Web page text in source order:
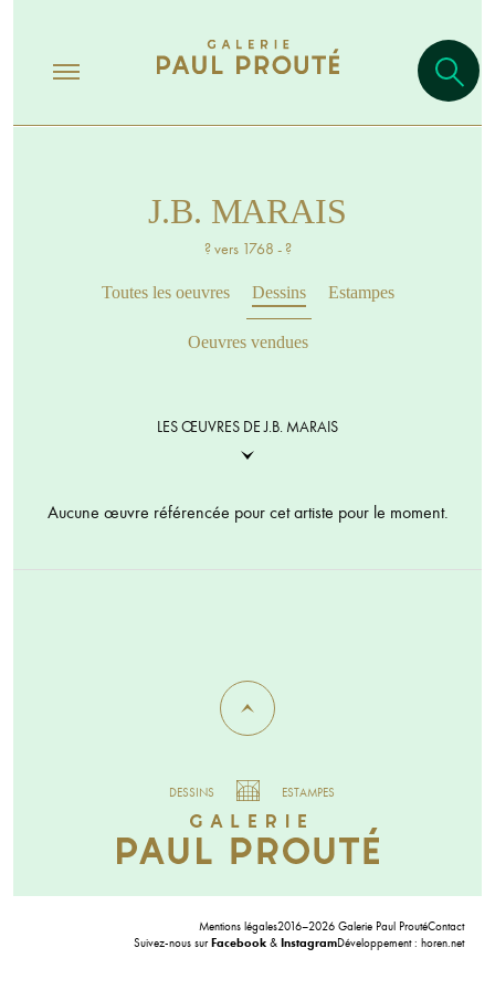
J.B. MARAIS
? vers 1768 - ?
Toutes les oeuvres Dessins Estampes
Oeuvres vendues
LES ŒUVRES DE J.B. MARAIS
Aucune œuvre référencée pour cet artiste pour le moment.
DESSINS ESTAMPES
Mentions légales2016–2026 Galerie Paul ProutéContact
Suivez-nous surFacebook & InstagramDéveloppement : horen.net